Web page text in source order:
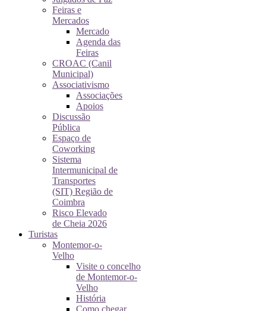
Feiras e
Mercados
Mercado
Agenda das
Feiras
CROAC (Canil
Municipal)
Associativismo
Associações
Apoios
Discussão
Pública
Espaço de
Coworking
Sistema
Intermunicipal de
Transportes
(SIT) Região de
Coimbra
Risco Elevado
de Cheia 2026
Turistas
Montemor-o-
Velho
Visite o concelho
de Montemor-o-
Velho
História
Como chegar